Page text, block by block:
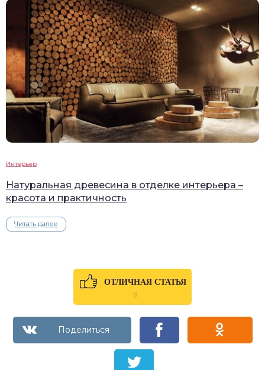
Интерьер
Натуральная древесина в отделке интерьера –
красота и практичность
Читать далее
ОТЛИЧНАЯ СТАТЬЯ
0